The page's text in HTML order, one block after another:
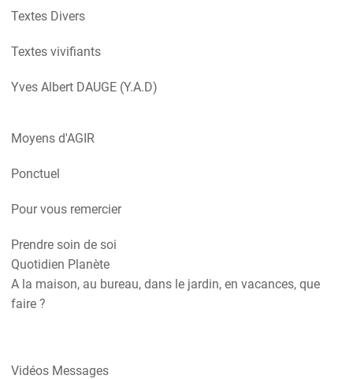
Textes Divers
Textes vivifiants
Yves Albert DAUGE (Y.A.D)
Moyens d'AGIR
Ponctuel
Pour vous remercier
Prendre soin de soi
Quotidien Planète
A la maison, au bureau, dans le jardin, en vacances, que
faire ?
Vidéos Messages